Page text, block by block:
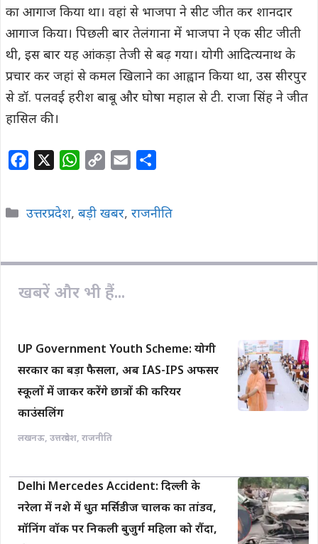
का आगाज किया था। वहां से भाजपा ने सीट जीत कर शानदार
आगाज किया। पिछली बार तेलंगाना में भाजपा ने एक सीट जीती
थी, इस बार यह आंकड़ा तेजी से बढ़ गया। योगी आदित्यनाथ के
प्रचार कर जहां से कमल खिलाने का आह्वान किया था, उस सीरपुर
से डॉ. पलवई हरीश बाबू और घोषा महाल से टी. राजा सिंह ने जीत
हासिल की।
e
o
k
W
t
A
y
i
k
i
r
Categories
उत्तरप्रदेश, बड़ी खबर, राजनीति
खबरें और भी हैं...
UP Government Youth Scheme: योगी
सरकार का बड़ा फैसला, अब IAS-IPS अफसर
स्कूलों में जाकर करेंगे छात्रों की करियर
काउंसलिंग
लखनऊ, उत्तरप्रदेश, राजनीति
Delhi Mercedes Accident: दिल्ली के
नरेला में नशे में धुत मर्सिडीज चालक का तांडव,
मॉनिंग वॉक पर निकली बुजुर्ग महिला को रौंदा,